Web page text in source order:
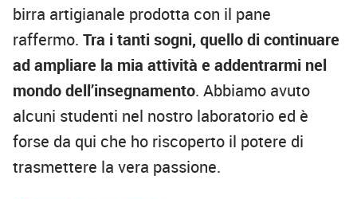
birra artigianale prodotta con il pane
raffermo. Tra i tanti sogni, quello di continuare
ad ampliare la mia attività e addentrarmi nel
mondo dell’insegnamento. Abbiamo avuto
alcuni studenti nel nostro laboratorio ed è
forse da qui che ho riscoperto il potere di
trasmettere la vera passione.